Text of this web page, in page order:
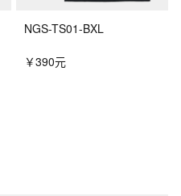
NGS-TS01-BXL
￥390元